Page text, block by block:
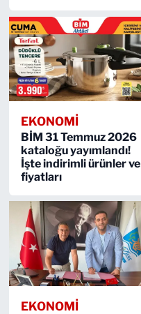
EKONOMİ
BİM 31 Temmuz 2026
kataloğu yayımlandı!
İşte indirimli ürünler ve
fiyatları
EKONOMİ